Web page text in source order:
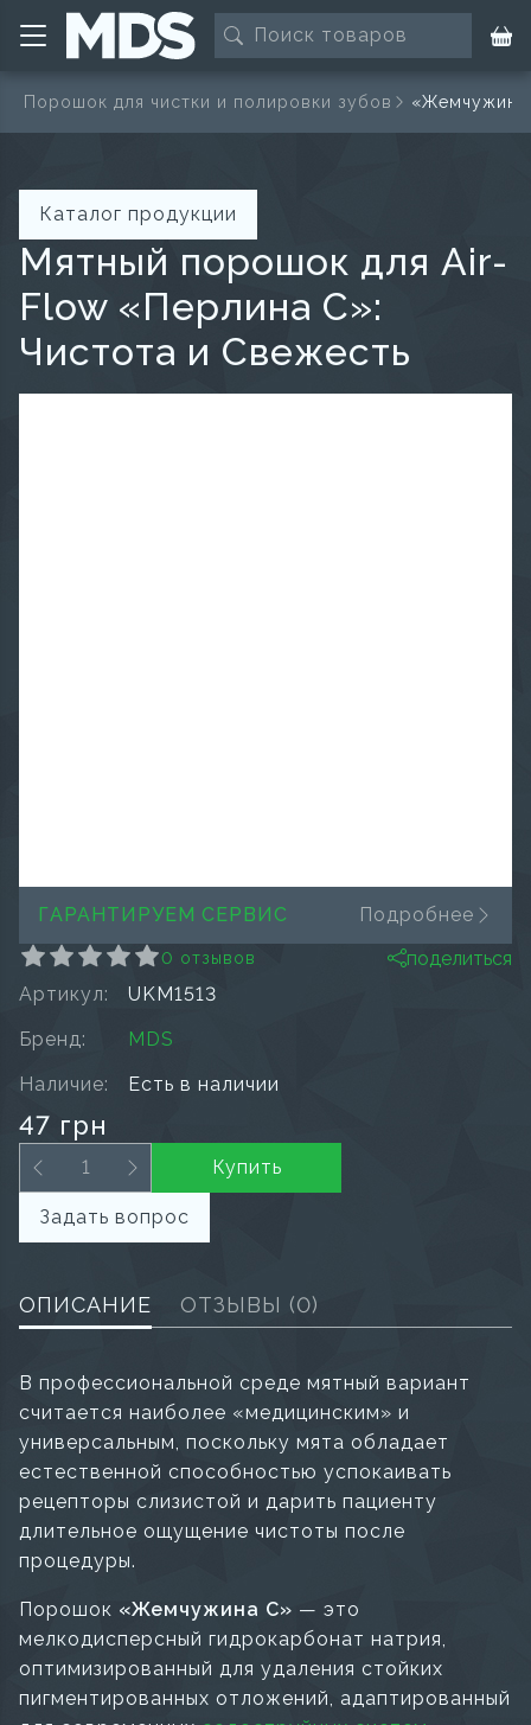
Порошок для чистки и полировки зубов «Жемчужина
Каталог продукции
Мятный порошок для Air-
Flow «Перлина С»:
Чистота и Свежесть
ГАРАНТИРУЕМ СЕРВИС Подробнее
0 отзывов
поделиться
Артикул:
UKM1513
Бренд:
MDS
Наличие:
Есть в наличии
47 грн
Купить
Задать вопрос
ОПИСАНИЕ ОТЗЫВЫ (0)
В профессиональной среде мятный вариант
считается наиболее «медицинским» и
универсальным, поскольку мята обладает
естественной способностью успокаивать
рецепторы слизистой и дарить пациенту
длительное ощущение чистоты после
процедуры.
Порошок «Жемчужина С» — это
мелкодисперсный гидрокарбонат натрия,
оптимизированный для удаления стойких
пигментированных отложений, адаптированный